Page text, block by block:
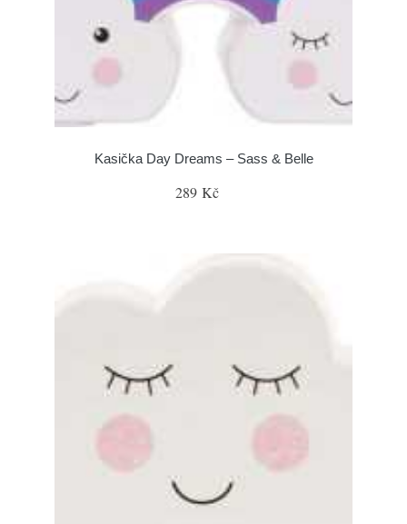
Kasička Day Dreams – Sass & Belle
289 Kč